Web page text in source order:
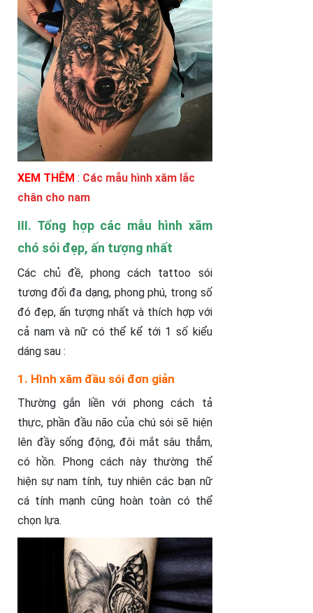
XEM THÊM : Các mẫu hình xăm lắc
chân cho nam
III. Tổng hợp các mẫu hình xăm
chó sói đẹp, ấn tượng nhất
Các chủ đề, phong cách tattoo sói
tương đối đa dạng, phong phú, trong số
đó đẹp, ấn tượng nhất và thích hợp với
cả nam và nữ có thể kể tới 1 số kiểu
dáng sau :
1. Hình xăm đầu sói đơn giản
Thường gắn liền với phong cách tả
thực, phần đầu não của chú sói sẽ hiện
lên đầy sống động, đôi mắt sâu thẳm,
có hồn. Phong cách này thường thể
hiện sự nam tính, tuy nhiên các bạn nữ
cá tính mạnh cũng hoàn toàn có thể
chọn lựa.